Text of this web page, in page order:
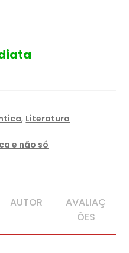
, Literatura
e não só
AUTOR
AVALIAÇ
ÕES